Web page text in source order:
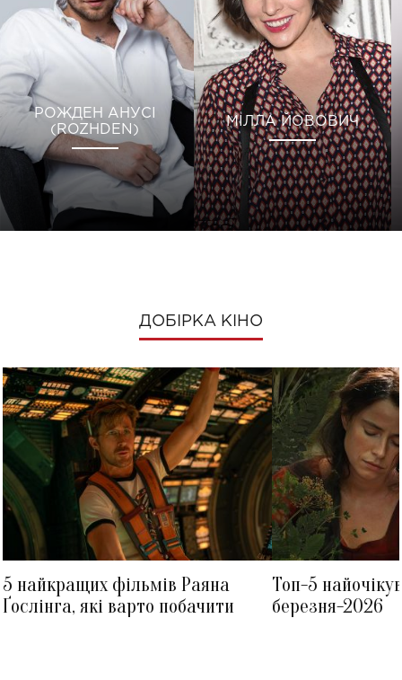
РОЖДЕН АНУСІ
(ROZHDEN)
МІЛЛА ЙОВОВИЧ
ДОБІРКА КІНО
5 найкращих фільмів Раяна
Ґослінга, які варто побачити
Топ-5
березня-2026